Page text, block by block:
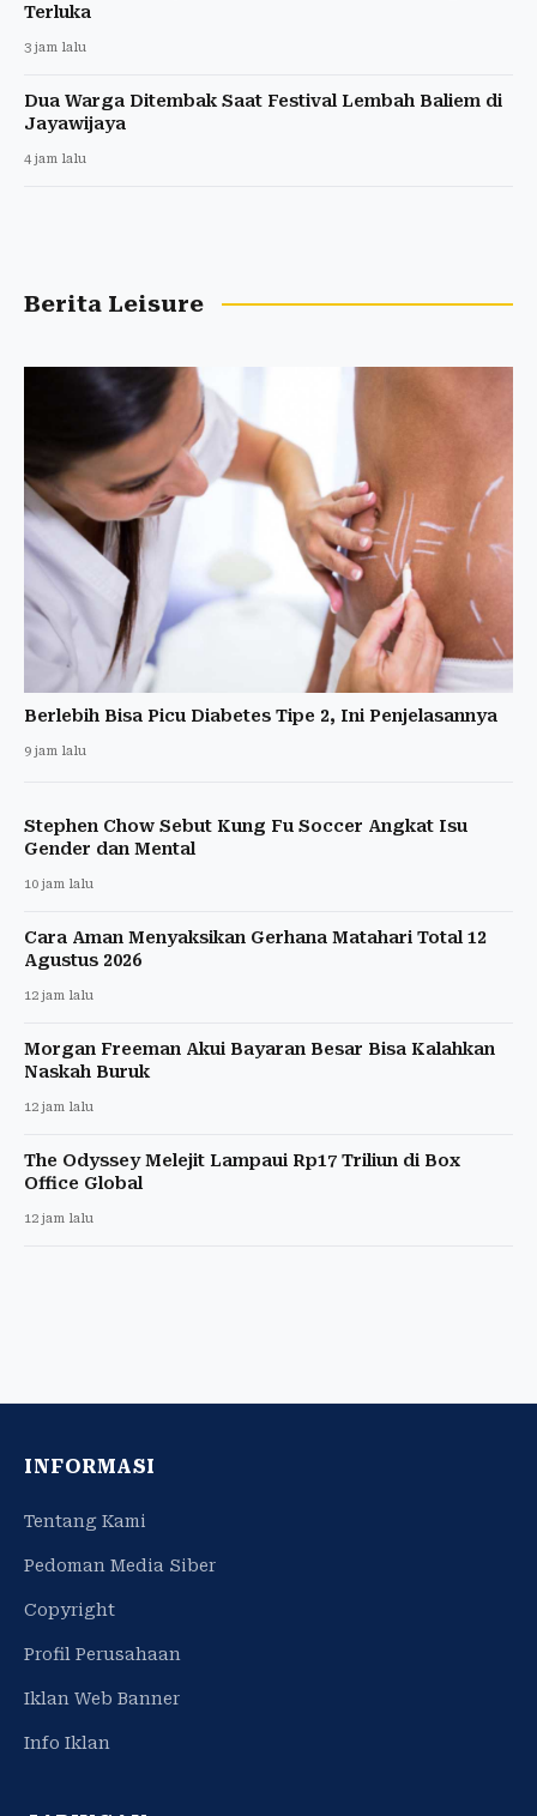
Terluka
3 jam lalu
Dua Warga Ditembak Saat Festival Lembah Baliem di
Jayawijaya
4 jam lalu
Berita Leisure
Berlebih Bisa Picu Diabetes Tipe 2, Ini Penjelasannya
9 jam lalu
Stephen Chow Sebut Kung Fu Soccer Angkat Isu
Gender dan Mental
10 jam lalu
Cara Aman Menyaksikan Gerhana Matahari Total 12
Agustus 2026
12 jam lalu
Morgan Freeman Akui Bayaran Besar Bisa Kalahkan
Naskah Buruk
12 jam lalu
The Odyssey Melejit Lampaui Rp17 Triliun di Box
Office Global
12 jam lalu
INFORMASI
Tentang Kami
Pedoman Media Siber
Copyright
Profil Perusahaan
Iklan Web Banner
Info Iklan